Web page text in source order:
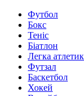
Футбол
Бокс
Теніс
Біатлон
Легка
Футзал
Баскетбол
Хокей